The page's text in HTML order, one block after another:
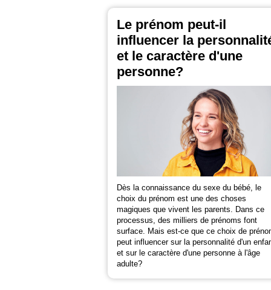
Le prénom peut-il
influencer la
et le caractère d'une
personne?
Dès la connaissance du sexe du bébé, le
choix du prénom est une des choses
magiques que vivent les parents. Dans ce
processus, des milliers de prénoms font
surface. Mais est-ce que ce choix de
peut influencer sur la personnalité d'un
et sur le caractère d'une personne à l'âge
adulte?